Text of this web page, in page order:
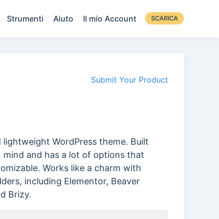
Strumenti Aiuto Il mio Account SCARICA
Submit Your Product
WordPress theme. Built
and has a lot of options that
Works like a charm with
including Elementor, Beaver
Brizy.